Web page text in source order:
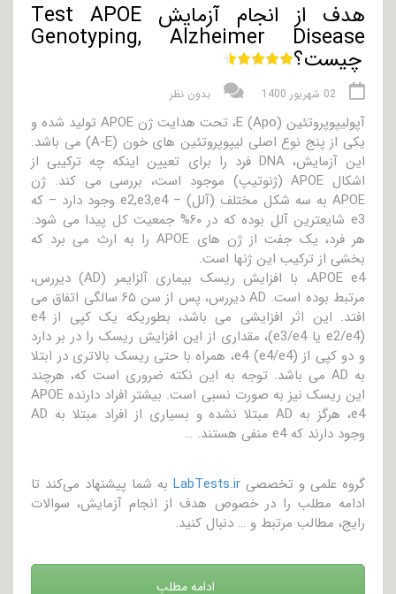
هدف از انجام آزمایش Test APOE
Genotyping, Alzheimer Disease
چیست؟
02 شهریور 1400 بدون نظر
آپولیپوپروتئین (Apo) E، تحت هدایت ژن APOE تولید شده و
یکی از پنج نوع اصلی لیپوپروتئین های خون (A-E) می باشد.
این آزمایش، DNA فرد را برای تعیین اینکه چه ترکیبی از
اشکال APOE (ژنوتیپ) موجود است، بررسی می کند. ژن
APOE به سه شکل مختلف (آلل) – e2,e3,e4 وجود دارد – که
e3 شایعترین آلل بوده که در ۶۰% جمعیت کل پیدا می شود.
هر فرد، یک جفت از ژن های APOE را به ارث می برد که
بخشی از ترکیب این ژنها است.
APOE e4، با افزایش ریسک بیماری آلزایمر (AD) دیررس،
مرتبط بوده است. AD دیررس، پس از سن ۶۵ سالگی اتفاق می
افتد. این اثر افزایشی می باشد، بطوریکه یک کپی از e4
(e2/e4 یا e3/e4)، مقداری از این افزایش ریسک را در بر دارد
و دو کپی از e4 (e4/e4)، همراه با حتی ریسک بالاتری در ابتلا
به AD می باشد. توجه به این نکته ضروری است که، هرچند
این ریسک نیز به صورت نسبی است. بیشتر افراد دارنده APOE
e4، هرگز به AD مبتلا نشده و بسیاری از افراد مبتلا به AD
وجود دارند که e4 منفی هستند. …
گروه علمی و تخصصی LabTests.ir به شما پیشنهاد می‌کند تا
ادامه مطلب را در خصوص هدف از انجام آزمایش، سوالات
رایج، مطالب مرتبط و … دنبال کنید.
ادامه مطلب